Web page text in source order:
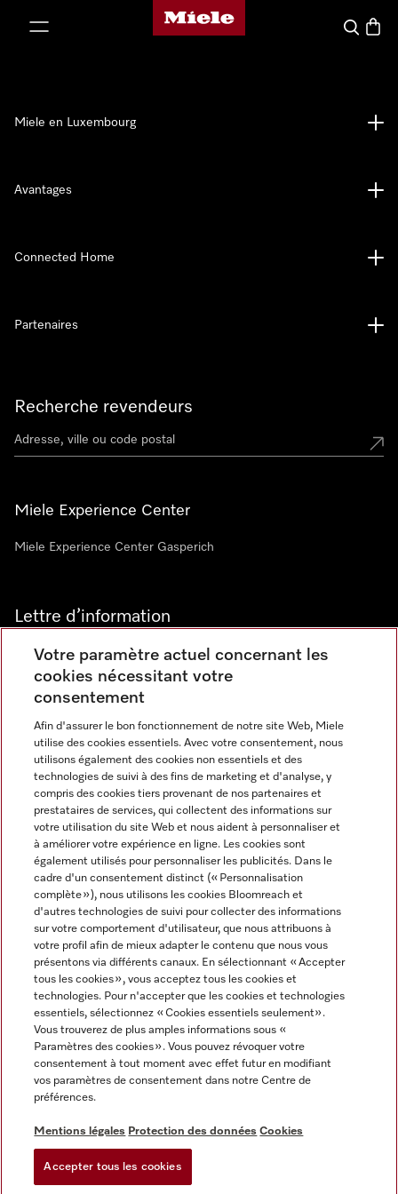
Page d'accueil de Miele
Panier
Recherche revendeurs
Miele Experience Center
Miele Experience Center Gasperich
Lettre d’information
Langue
FRANCAIS
Miele en Luxembourg
Avantages
Connected Home
Partenaires
Informations légales
CGV
Conditions d’utilisation
Déclaration d'accessibilité
Digital Services Act
Miele sur Instagram
Miele sur Youtube
Votre paramètre actuel concernant les
cookies nécessitant votre
consentement
Afin d'assurer le bon fonctionnement de notre site Web, Miele
utilise des cookies essentiels. Avec votre consentement, nous
utilisons également des cookies non essentiels et des
technologies de suivi à des fins de marketing et d'analyse, y
compris des cookies tiers provenant de nos partenaires et
prestataires de services, qui collectent des informations sur
votre utilisation du site Web et nous aident à personnaliser et
à améliorer votre expérience en ligne. Les cookies sont
également utilisés pour personnaliser les publicités. Dans le
cadre d'un consentement distinct (« Personnalisation
complète »), nous utilisons les cookies Bloomreach et
d'autres technologies de suivi pour collecter des informations
sur votre comportement d'utilisateur, que nous attribuons à
votre profil afin de mieux adapter le contenu que nous vous
présentons via différents canaux. En sélectionnant « Accepter
tous les cookies », vous acceptez tous les cookies et
technologies. Pour n'accepter que les cookies et technologies
essentiels, sélectionnez « Cookies essentiels seulement».
Vous trouverez de plus amples informations sous «
Paramètres des cookies ». Vous pouvez révoquer votre
consentement à tout moment avec effet futur en modifiant
vos paramètres de consentement dans notre Centre de
préférences.
Mentions légales Protection des données Cookies
Accepter tous les cookies